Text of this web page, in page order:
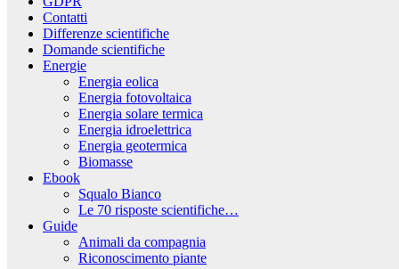
Contatti
Differenze scientifiche
Domande scientifiche
Energie
Energia eolica
Energia fotovoltaica
Energia solare termica
Energia idroelettrica
Energia geotermica
Biomasse
Ebook
Squalo Bianco
Le 70 risposte scientifiche…
Guide
Animali da compagnia
Riconoscimento piante